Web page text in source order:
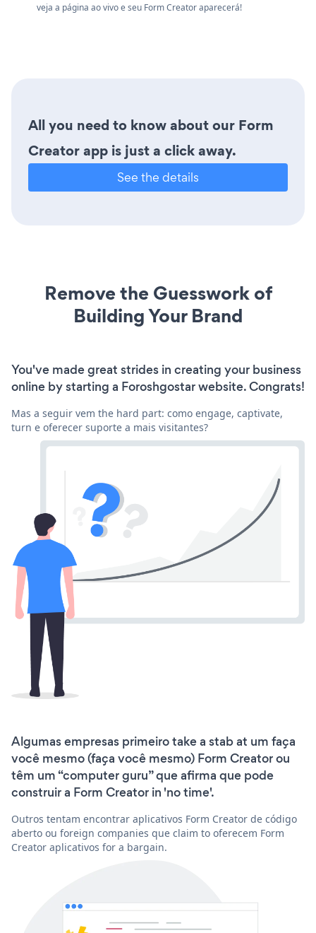
veja a página ao vivo e seu Form Creator aparecerá!
All you need to know about our Form
Creator app is just a click away.
See the details
Remove the Guesswork of
Building Your Brand
You've made great strides in creating your business
online by starting a Foroshgostar website. Congrats!
Mas a seguir vem the hard part: como engage, captivate,
turn e oferecer suporte a mais visitantes?
Algumas empresas primeiro take a stab at um faça
você mesmo (faça você mesmo) Form Creator ou
têm um “computer guru” que afirma que pode
construir a Form Creator in 'no time'.
Outros tentam encontrar aplicativos Form Creator de código
aberto ou foreign companies que claim to oferecem Form
Creator aplicativos for a bargain.